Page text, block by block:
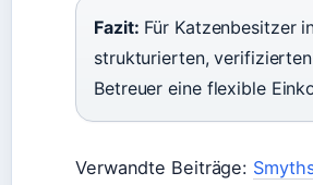
Fazit: Für Katzenbesitzer
strukturierten,
Betreuer eine flexible
Verwandte Beiträge: